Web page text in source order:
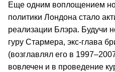
Еще одним воплощением
политики Лондона стало
реализации Блэра. Будучи
гуру Стармера, экс-глава
(возглавлял его в
вовлечен и в проведение